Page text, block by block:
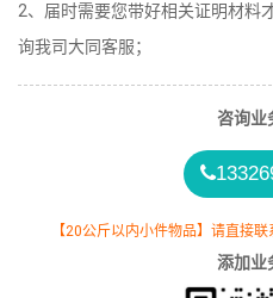
2、届时需要您带好相关证明材料
询我司大同客服；
咨询业
【20公斤以内小件物品】请直接
添加业